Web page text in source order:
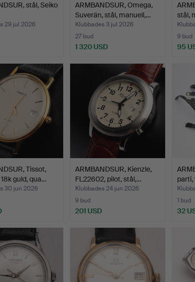
stål, Seiko
29 jul 2026
ARMBANDSUR, Omega,
Suverän, stål, manuell,…
Klubbades 3 jul 2026
27 bud
1 320 USD
stål,
9 bud
95
Tissot,
guld, qua…
30 jun 2026
ARMBANDSUR, Kienzle,
FL22602, pilot, stål,…
Klubbades 24 jun 2026
9 bud
201 USD
parti,
1 bud
32